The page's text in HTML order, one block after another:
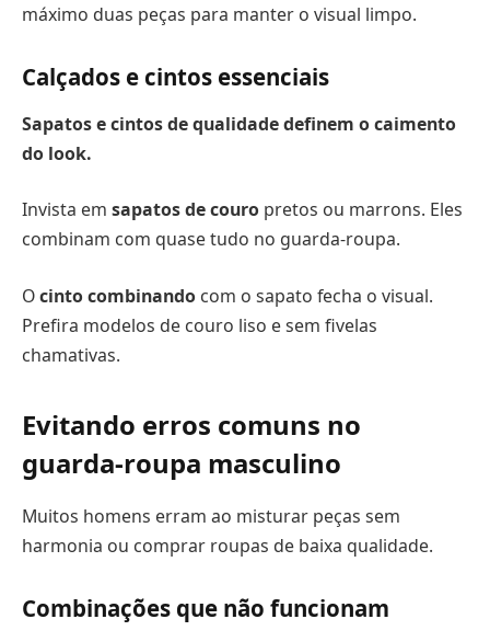
máximo duas peças para manter o visual limpo.
Calçados e cintos essenciais
Sapatos e cintos de qualidade definem o caimento
do look.
Invista em sapatos de couro pretos ou marrons. Eles
combinam com quase tudo no guarda-roupa.
Ocinto combinando com o sapato fecha o visual.
Prefira modelos de couro liso e sem fivelas
chamativas.
Evitando erros comuns no
guarda-roupa masculino
Muitos homens erram ao misturar peças sem
harmonia ou comprar roupas de baixa qualidade.
Combinações que não funcionam